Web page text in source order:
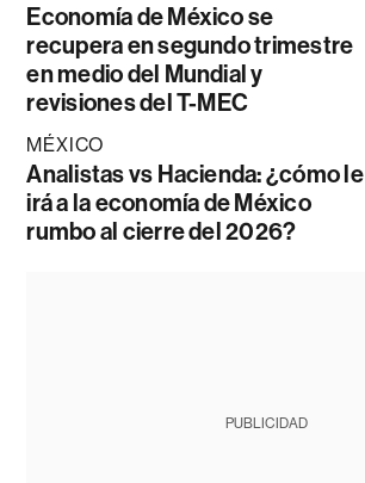
Economía de México se
recupera en segundo trimestre
en medio del Mundial y
revisiones del T-MEC
MÉXICO
Analistas vs Hacienda: ¿cómo le
irá a la economía de México
rumbo al cierre del 2026?
PUBLICIDAD